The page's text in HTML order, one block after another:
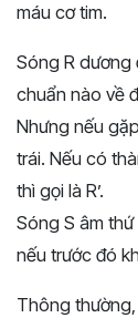
máu cơ tim.
Sóng R dương
chuẩn nào về
Nhưng nếu
trái. Nếu có
thì gọi là R’.
Sóng S âm
nếu trước đó
Thông